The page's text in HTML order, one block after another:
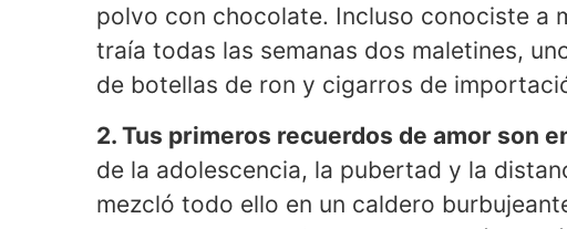
polvo con chocolate. Incluso conociste a
traía todas las semanas dos maletines,
de botellas de ron y cigarros de
2. Tus primeros recuerdos de amor son
de la adolescencia, la pubertad y la
mezcló todo ello en un caldero